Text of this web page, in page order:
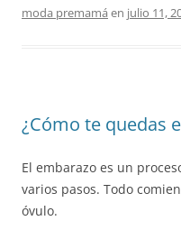
moda premamá en julio 11,
¿Cómo te quedas
El embarazo es un
varios pasos. Todo
óvulo.